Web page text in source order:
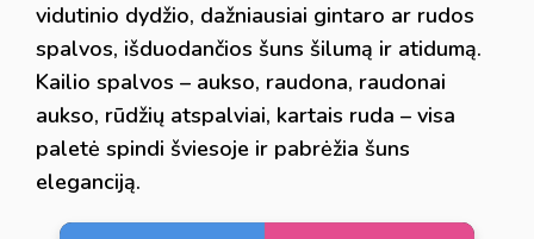
vidutinio dydžio, dažniausiai gintaro ar rudos
spalvos, išduodančios šuns šilumą ir atidumą.
Kailio spalvos – aukso, raudona, raudonai
aukso, rūdžių atspalviai, kartais ruda – visa
paletė spindi šviesoje ir pabrėžia šuns
eleganciją.